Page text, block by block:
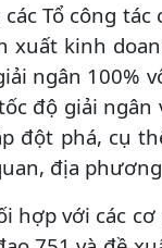
Tổ công
xuất kinh
ngân 100%
độ giải
đột phá, cụ
địa
hợp với các